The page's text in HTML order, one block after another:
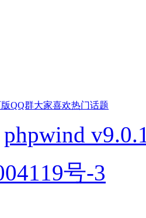
QQ群大家喜欢热门话题
phpwind
号-3